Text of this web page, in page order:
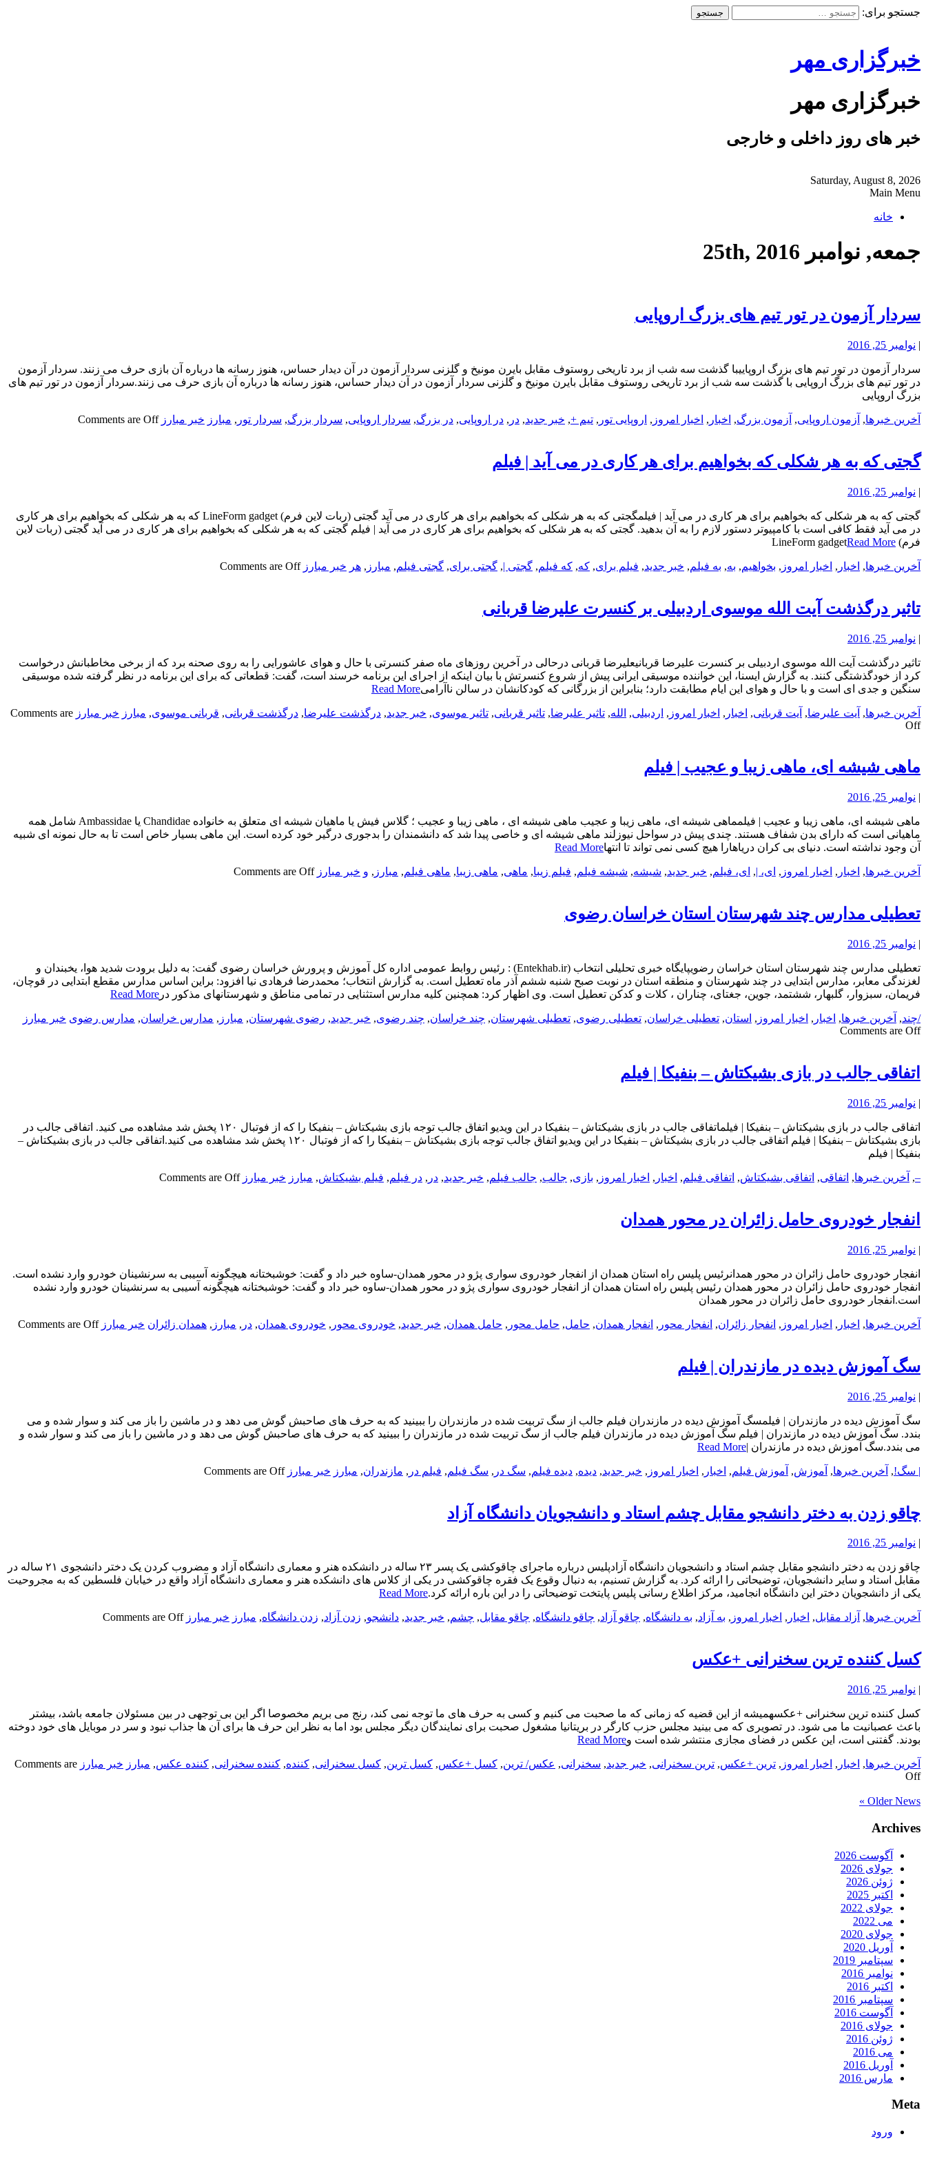
جستجو برای:
خبرگزاری مهر
خبرگزاری مهر
خبر های روز داخلی و خارجی
Saturday, August 8, 2026
Main Menu
خانه
جمعه, نوامبر 25th, 2016
سردار آزمون در تور تیم های بزرگ اروپایی
| نوامبر 25, 2016
سردار آزمون در تور تیم های بزرگ اروپاییبا گذشت سه شب از برد تاریخی روستوف مقابل بایرن مونیخ و گلزنی سردار آزمون در آن دیدار حساس، هنوز رسانه ها درباره آن بازی حرف می زنند. سردار آزمون
در تور تیم های بزرگ اروپایی با گذشت سه شب از برد تاریخی روستوف مقابل بایرن مونیخ و گلزنی سردار آزمون در آن دیدار حساس، هنوز رسانه ها درباره آن بازی حرف می زنند.سردار آزمون در تور تیم های
بزرگ اروپایی
آخرین خبرها, آزمون اروپایی, آزمون بزرگ, اخبار , اخبار امروز , اروپایی تور , تیم +, خبر جدید, در , در اروپایی, در بزرگ, سردار اروپایی, سردار بزرگ, سردار تور , مبارز خبر مبارز Comments are Off
گجتی که به هر شکلی که بخواهیم برای هر کاری در می آید | فیلم
| نوامبر 25, 2016
گجتی که به هر شکلی که بخواهیم برای هر کاری در می آید | فیلمگجتی که به هر شکلی که بخواهیم برای هر کاری در می آید گجتی (ربات لاین فرم) LineForm gadget که به هر شکلی که بخواهیم برای هر کاری
در می آید فقط کافی است با کامپیوتر دستور لازم را به آن بدهید. گجتی که به هر شکلی که بخواهیم برای هر کاری در می آید | فیلم گجتی که به هر شکلی که بخواهیم برای هر کاری در می آید گجتی (ربات لاین
فرم) LineForm gadget Read More
آخرین خبرها, اخبار , اخبار امروز , بخواهیم, به, به فیلم, خبر جدید, فیلم برای, که, که فیلم, گجتی |, گجتی برای, گجتی فیلم, مبارز , هر خبر مبارز Comments are Off
تاثیر درگذشت آیت الله موسوی اردبیلی بر کنسرت علیرضا قربانی
| نوامبر 25, 2016
تاثیر درگذشت آیت الله موسوی اردبیلی بر کنسرت علیرضا قربانیعلیرضا قربانی درحالی در آخرین روزهای ماه صفر کنسرتی با حال و هوای عاشورایی را به روی صحنه برد که از برخی مخاطبانش درخواست
کرد از خودگذشتگی کنند. به گزارش ایسنا، این خواننده موسیقی ایرانی پیش از شروع کنسرتش با بیان اینکه از اجرای این برنامه خرسند است، گفت: قطعاتی که برای این برنامه در نظر گرفته شده موسیقی
سنگین و جدی ای است و با حال و هوای این ایام مطابقت دارد؛ بنابراین از بزرگانی که کودکانشان در سالن ناآرامیRead More
آخرین خبرها, آیت علیرضا, آیت قربانی, اخبار , اخبار امروز , اردبیلی, الله, تاثیر علیرضا, تاثیر قربانی, تاثیر موسوی, خبر جدید, درگذشت علیرضا, درگذشت قربانی, قربانی موسوی, مبارز خبر مبارز Comments are
Off
ماهی شیشه ای، ماهی زیبا و عجیب | فیلم
| نوامبر 25, 2016
ماهی شیشه ای، ماهی زیبا و عجیب | فیلمماهی شیشه ای، ماهی زیبا و عجیب ماهی شیشه ای ، ماهی زیبا و عجیب ؛ گلاس فیش یا ماهیان شیشه ای متعلق به خانواده Chandidae یا Ambassidae شامل همه
ماهیانی است که دارای بدن شفاف هستند. چندی پیش در سواحل نیوزلند ماهی شیشه ای و خاصی پیدا شد که دانشمندان را بدجوری درگیر خود کرده است. این ماهی بسیار خاص است تا به حال نمونه ای شبیه
آن وجود نداشته است. دنیای بی کران دریاهارا هیچ کسی نمی تواند تا انتهاRead More
آخرین خبرها, اخبار , اخبار امروز , ای، |, ای، فیلم, خبر جدید, شیشه, شیشه فیلم, فیلم زیبا, ماهی, ماهی زیبا, ماهی فیلم, مبارز , و خبر مبارز Comments are Off
تعطیلی مدارس چند شهرستان استان خراسان رضوی
| نوامبر 25, 2016
تعطیلی مدارس چند شهرستان استان خراسان رضویپایگاه خبری تحلیلی انتخاب (Entekhab.ir) : رئیس روابط عمومی اداره کل آموزش و پرورش خراسان رضوی گفت: به دلیل برودت شدید هوا، یخبندان و
لغزندگی معابر، مدارس ابتدایی در چند شهرستان و منطقه استان در نوبت صبح شنبه ششم آذر ماه تعطیل است. به گزارش انتخاب؛ محمدرضا فرهادی نیا افزود: براین اساس مدارس مقطع ابتدایی در قوچان،
فریمان، سبزوار، گلبهار، ششتمد، جوین، جغتای، چناران ، کلات و کدکن تعطیل است. وی اظهار کرد: همچنین کلیه مدارس استثنایی در تمامی مناطق و شهرستانهای مذکور در Read More
/چند, آخرین خبرها, اخبار , اخبار امروز , استان, تعطیلی خراسان, تعطیلی رضوی, تعطیلی شهرستان, چند خراسان, چند رضوی, خبر جدید, رضوی شهرستان, مبارز , مدارس خراسان, مدارس رضوی خبر مبارز
Comments are Off
اتفاقی جالب در بازی بشیکتاش – بنفیکا | فیلم
| نوامبر 25, 2016
اتفاقی جالب در بازی بشیکتاش – بنفیکا | فیلماتفاقی جالب در بازی بشیکتاش – بنفیکا در این ویدیو اتفاق جالب توجه بازی بشیکتاش – بنفیکا را که از فوتبال ۱۲۰ پخش شد مشاهده می کنید. اتفاقی جالب در
بازی بشیکتاش – بنفیکا | فیلم اتفاقی جالب در بازی بشیکتاش – بنفیکا در این ویدیو اتفاق جالب توجه بازی بشیکتاش – بنفیکا را که از فوتبال ۱۲۰ پخش شد مشاهده می کنید.اتفاقی جالب در بازی بشیکتاش –
بنفیکا | فیلم
–
, آخرین خبرها, اتفاقی, اتفاقی بشیکتاش, اتفاقی فیلم, اخبار , اخبار امروز , بازی, جالب, جالب فیلم, خبر جدید, در , در فیلم, فیلم بشیکتاش, مبارز خبر مبارز Comments are Off
انفجار خودروی حامل زائران در محور همدان
| نوامبر 25, 2016
انفجار خودروی حامل زائران در محور همدانرئیس پلیس راه استان همدان از انفجار خودروی سواری پژو در محور همدان-ساوه خبر داد و گفت: خوشبختانه هیچگونه آسیبی به سرنشینان خودرو وارد نشده است.
انفجار خودروی حامل زائران در محور همدان رئیس پلیس راه استان همدان از انفجار خودروی سواری پژو در محور همدان-ساوه خبر داد و گفت: خوشبختانه هیچگونه آسیبی به سرنشینان خودرو وارد نشده
است.انفجار خودروی حامل زائران در محور همدان
آخرین خبرها, اخبار , اخبار امروز , انفجار زائران, انفجار محور , انفجار همدان, حامل, حامل محور , حامل همدان, خبر جدید, خودروی محور , خودروی همدان, در , مبارز , همدان زائران خبر مبارز Comments are Off
سگ آموزش دیده در مازندران | فیلم
| نوامبر 25, 2016
سگ آموزش دیده در مازندران | فیلمسگ آموزش دیده در مازندران فیلم جالب از سگ تربیت شده در مازندران را ببینید که به حرف های صاحبش گوش می دهد و در ماشین را باز می کند و سوار شده و می
بندد. سگ آموزش دیده در مازندران | فیلم سگ آموزش دیده در مازندران فیلم جالب از سگ تربیت شده در مازندران را ببینید که به حرف های صاحبش گوش می دهد و در ماشین را باز می کند و سوار شده و
می بندد.سگ آموزش دیده در مازندران |Read More
| سگ!, آخرین خبرها, آموزش, آموزش فیلم, اخبار , اخبار امروز , خبر جدید, دیده, دیده فیلم, سگ در , سگ فیلم, فیلم در , مازندران, مبارز خبر مبارز Comments are Off
چاقو زدن به دختر دانشجو مقابل چشم استاد و دانشجویان دانشگاه آزاد
| نوامبر 25, 2016
چاقو زدن به دختر دانشجو مقابل چشم استاد و دانشجویان دانشگاه آزادپلیس درباره ماجرای چاقوکشی یک پسر ۲۳ ساله در دانشکده هنر و معماری دانشگاه آزاد و مضروب کردن یک دختر دانشجوی ۲۱ ساله در
مقابل استاد و سایر دانشجویان، توضیحاتی را ارائه کرد. به گزارش تسنیم، به دنبال وقوع یک فقره چاقوکشی در یکی از کلاس های دانشکده هنر و معماری دانشگاه آزاد واقع در خیابان فلسطین که به مجروحیت
یکی از دانشجویان دختر این دانشگاه انجامید، مرکز اطلاع رسانی پلیس پایتخت توضیحاتی را در این باره ارائه کرد.Read More
آخرین خبرها, آزاد مقابل, اخبار , اخبار امروز , به آزاد, به دانشگاه, چاقو آزاد, چاقو دانشگاه, چاقو مقابل, چشم, خبر جدید, دانشجو, زدن آزاد, زدن دانشگاه, مبارز خبر مبارز Comments are Off
کسل کننده ترین سخنرانی +عکس
| نوامبر 25, 2016
کسل کننده ترین سخنرانی +عکسهمیشه از این قضیه که زمانی که ما صحبت می کنیم و کسی به حرف های ما توجه نمی کند، رنج می بریم مخصوصا اگر این بی توجهی در بین مسئولان جامعه باشد، بیشتر
باعث عصبانیت ما می شود. در تصویری که می بینید مجلس حزب کارگر در بریتانیا مشغول صحبت برای نمایندگان دیگر مجلس بود اما به نظر این حرف ها برای آن ها جذاب نبود و سر در موبایل های خود دوخته
بودند. گفتنی است، این عکس در فضای مجازی منتشر شده است وRead More
آخرین خبرها, اخبار , اخبار امروز , ترین +عکس, ترین سخنرانی, خبر جدید, سخنرانی, عکس/ ترین, کسل +عکس, کسل ترین, کسل سخنرانی, کننده, کننده سخنرانی, کننده عکس, مبارز خبر مبارز Comments are
Off
Older News »
Archives
آگوست 2026
جولای 2026
ژوئن 2026
اکتبر 2025
جولای 2022
می 2022
جولای 2020
آوریل 2020
سپتامبر 2019
نوامبر 2016
اکتبر 2016
سپتامبر 2016
آگوست 2016
جولای 2016
ژوئن 2016
می 2016
آوریل 2016
مارس 2016
Meta
ورود